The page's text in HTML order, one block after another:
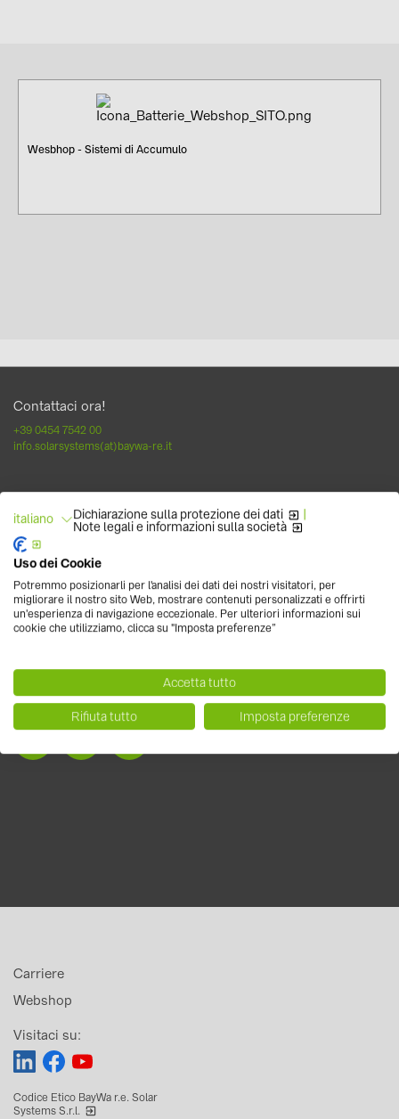
Wesbhop - Sistemi di Accumulo
Contattaci ora!
+39 0454 7542 00
info.solarsystems(at)baywa-re.it
Non perderti la nostra newsletter con novità di prodotto, eventi, blog e
molto altro sul fotovoltaic
Seguici
Webshop
Carriere
Visitaci su:
Codice Etico BayWa r.e. Solar
Systems S.r.l.
italiano Dichiarazione sulla protezione dei dati |
Note legali e informazioni sulla società
Uso dei Cookie
Potremmo posizionarli per l'analisi dei dati dei nostri visitatori, per
migliorare il nostro sito Web, mostrare contenuti personalizzati e offrirti
un'esperienza di navigazione eccezionale. Per ulteriori informazioni sui
cookie che utilizziamo, clicca su "Imposta preferenze”
Accetta tutto
Rifiuta tutto Imposta preferenze